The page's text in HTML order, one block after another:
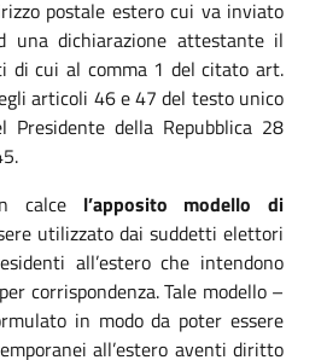
postale estero cui va inviato
una dichiarazione attestante il
di cui al comma 1 del citato art.
articoli 46 e 47 del testo unico
della Repubblica 28
calce l’apposito
modello di
utilizzato dai suddetti elettori
all’estero che intendono
corrispondenza. Tale modello –
in modo da poter essere
all’estero aventi diritto